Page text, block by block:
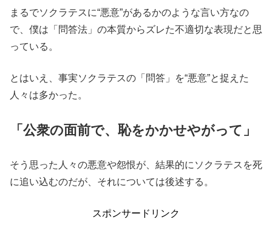
まるでソクラテスに“悪意”があるかのような言い方なの
で、僕は「問答法」の本質からズレた不適切な表現だと思
っている。
とはいえ、事実ソクラテスの「問答」を“悪意”と捉えた
人々は多かった。
「公衆の面前で、恥をかかせやがって」
そう思った人々の悪意や怨恨が、結果的にソクラテスを死
に追い込むのだが、それについては後述する。
スポンサードリンク